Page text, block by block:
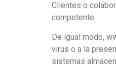
Clientes o
competente.
De igual modo,
virus o a la
sistemas